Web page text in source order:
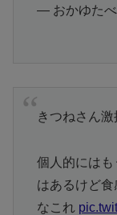
— おかゆた
きつねさん
個人的には
はあるけど
なこれ